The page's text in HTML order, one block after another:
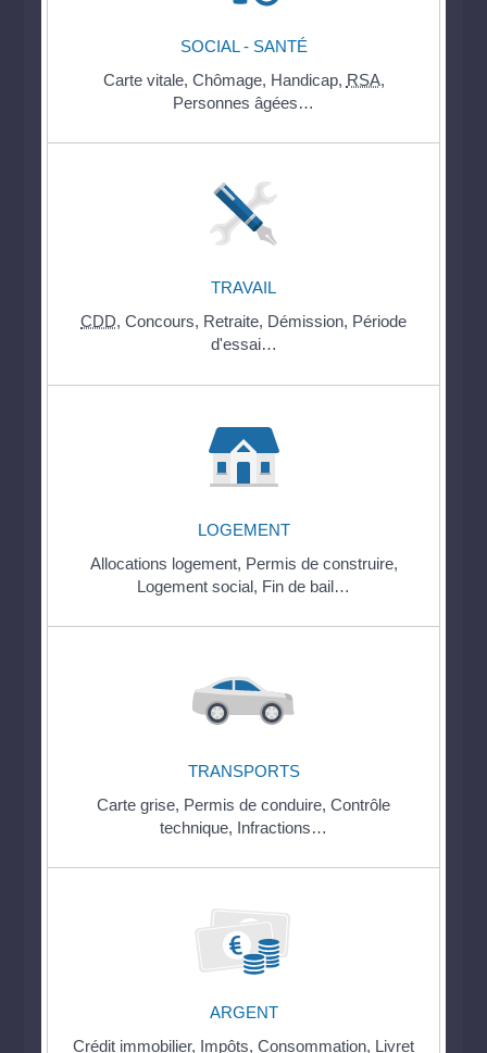
SOCIAL - SANTÉ
Carte vitale, Chômage, Handicap, RSA,
Personnes âgées…
TRAVAIL
CDD, Concours, Retraite, Démission, Période
d'essai…
LOGEMENT
Allocations logement, Permis de construire,
Logement social, Fin de bail…
TRANSPORTS
Carte grise, Permis de conduire, Contrôle
technique, Infractions…
ARGENT
Crédit immobilier, Impôts, Consommation, Livret